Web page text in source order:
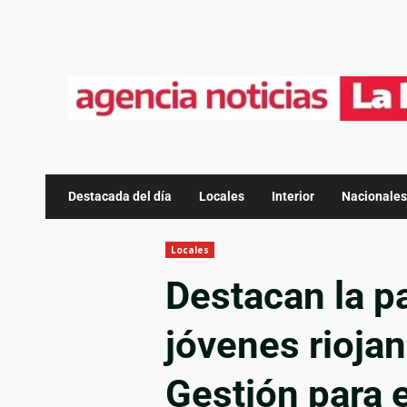
Destacada del día Locales Interior Nacionales
Locales
Destacan la
jóvenes
Gestión para